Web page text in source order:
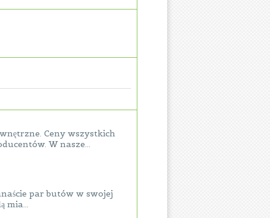
Ceny wszystkich
W nasze...
par butów w swojej
mia...